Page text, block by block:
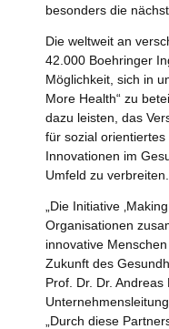
besonders die
Die weltweit an
42.000 Boehringer
Möglichkeit, sich in
More Health“ zu
dazu leisten, das
für sozial
Innovationen im
Umfeld zu verbreiten.
„Die Initiative
Organisationen
innovative
Zukunft des
Prof. Dr. Dr.
„Durch diese